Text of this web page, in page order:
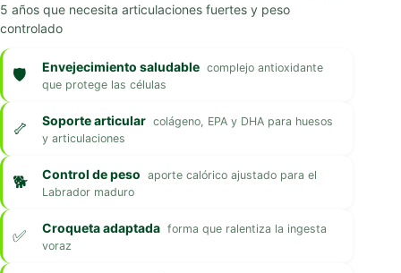
5 años que necesita articulaciones fuertes y peso
controlado
Envejecimiento saludable complejo antioxidante
que protege las células
Soporte articular colágeno, EPA y DHA para huesos
y articulaciones
Control de peso aporte calórico ajustado para el
Labrador maduro
Croqueta adaptada forma que ralentiza la ingesta
voraz